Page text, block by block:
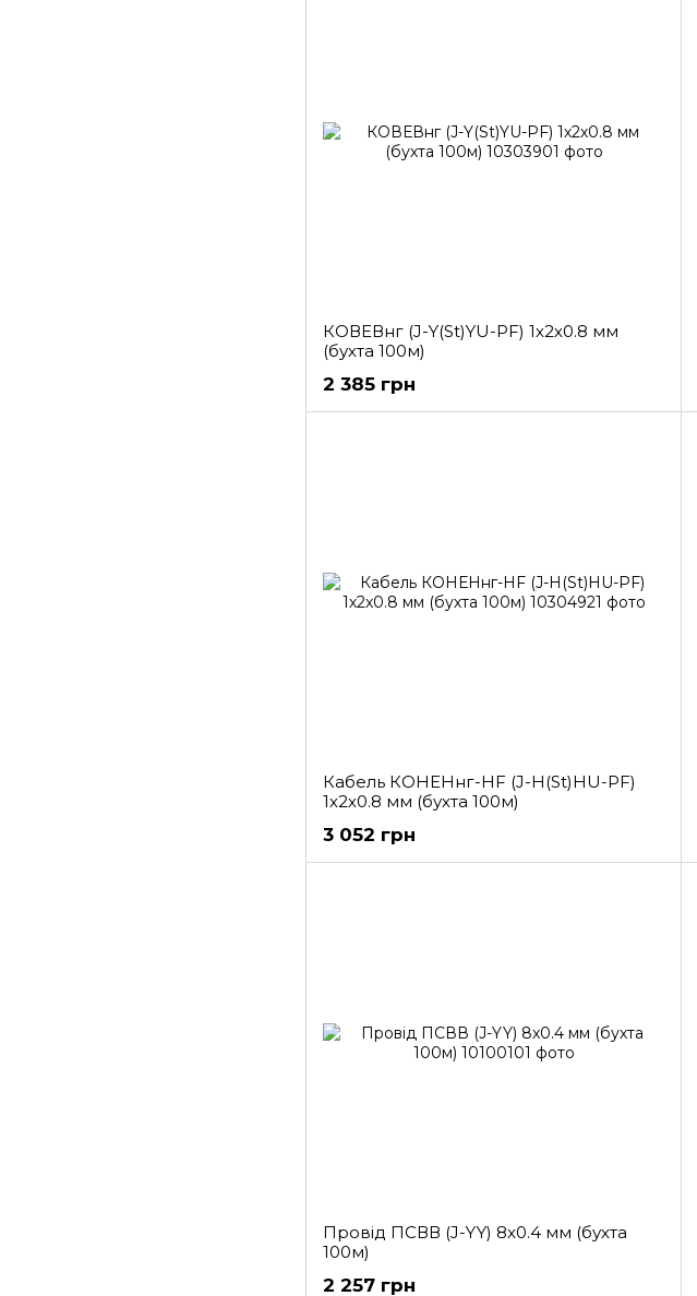
КОВЕВнг (J-Y(St)YU-PF) 1х2х0.8 мм
(бухта 100м)
2 385 грн
Кабель КОНЕНнг-HF (J-H(St)HU-PF)
1х2х0.8 мм (бухта 100м)
3 052 грн
Провід ПСВВ (J-YY) 8x0.4 мм (бухта
100м)
2 257 грн